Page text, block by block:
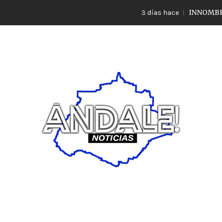
3 días hace INNOMBRABLE